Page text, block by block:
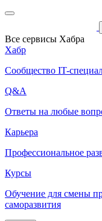
Все сервисы Хабра
Хабр
Сообщество IT-
Q&A
Ответы на любые
Карьера
Профессиональное
Курсы
Обучение для смены
саморазвития